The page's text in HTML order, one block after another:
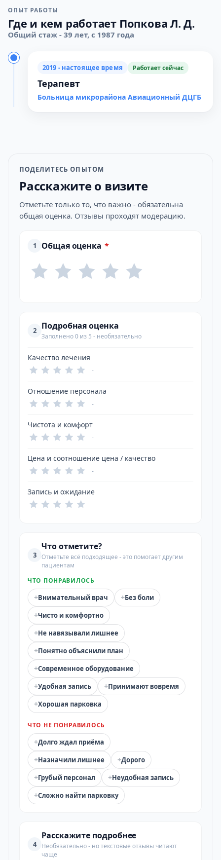
ОПЫТ РАБОТЫ
Где и кем работает Попкова Л. Д.
Общий стаж - 39 лет, с 1987 года
2019 - настоящее время Работает сейчас
Терапевт
Больница микрорайона Авиационный ДЦГБ
ПОДЕЛИТЕСЬ ОПЫТОМ
Расскажите о визите
Отметьте только то, что важно - обязательна
общая оценка. Отзывы проходят модерацию.
1 Общая оценка *
2 Подробная оценка
Заполнено 0 из 5 - необязательно
Качество лечения
-
Отношение персонала
-
Чистота и комфорт
-
Цена и соотношение цена / качество
-
Запись и ожидание
-
3
Что отметите?
Отметьте всё подходящее - это помогает другим
пациентам
ЧТО ПОНРАВИЛОСЬ
+Внимательный врач +Без боли
+Чисто и комфортно
+Не навязывали лишнее
+Понятно объяснили план
+Современное оборудование
+Удобная запись +Принимают вовремя
+Хорошая парковка
ЧТО НЕ ПОНРАВИЛОСЬ
+Долго ждал приёма
+Назначили лишнее +Дорого
+Грубый персонал +Неудобная запись
+Сложно найти парковку
4
Расскажите подробнее
Необязательно - но текстовые отзывы читают
чаще